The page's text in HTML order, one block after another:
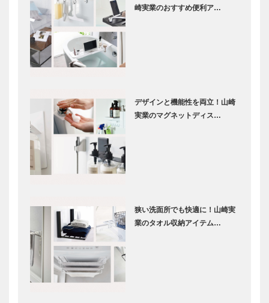
崎実業のおすすめ便利ア…
デザインと機能性を両立！山崎
実業のマグネットディス…
狭い洗面所でも快適に！山崎実
業のタオル収納アイテム…